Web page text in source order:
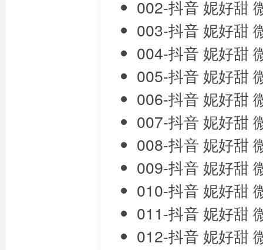
002-抖音 妮好甜
003-抖音 妮好甜
004-抖音 妮好甜
005-抖音 妮好甜
006-抖音 妮好甜
007-抖音 妮好甜
008-抖音 妮好甜
009-抖音 妮好甜
010-抖音 妮好甜
011-抖音 妮好甜
012-抖音 妮好甜